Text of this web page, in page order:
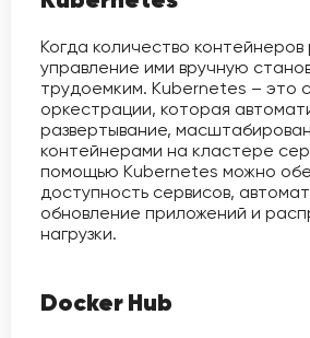
Когда количество контейнеров
управление ими вручную
трудоемким. Kubernetes – это
оркестрации, которая
развертывание,
контейнерами на кластере
помощью Kubernetes можно
доступность сервисов,
обновление приложений и
нагрузки.
Docker Hub